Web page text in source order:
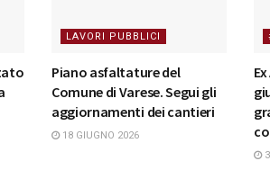
LAVORI PUBBLICI
Piano asfaltature del
Comune di Varese. Segui gli
aggiornamenti dei cantieri
18 GIUGNO 2026
3